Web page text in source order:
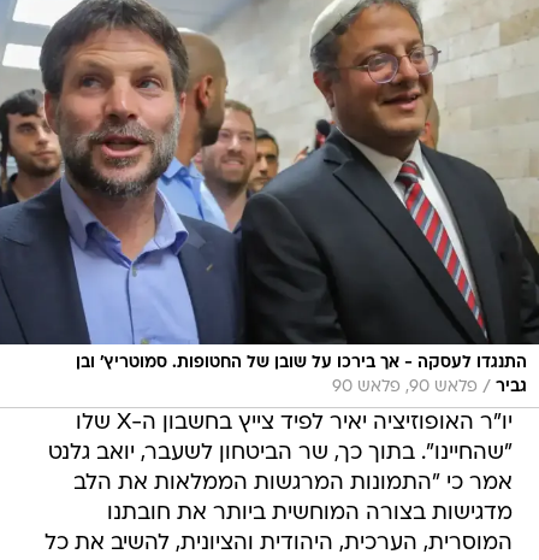
התנגדו לעסקה - אך בירכו על שובן של החטופות. סמוטריץ' ובן
גביר / פלאש 90, פלאש 90
יו"ר האופוזיציה יאיר לפיד צייץ בחשבון ה-X שלו
"שהחיינו". בתוך כך, שר הביטחון לשעבר, יואב גלנט
אמר כי "התמונות המרגשות הממלאות את הלב
מדגישות בצורה המוחשית ביותר את חובתנו
המוסרית, הערכית, היהודית והציונית, להשיב את כל